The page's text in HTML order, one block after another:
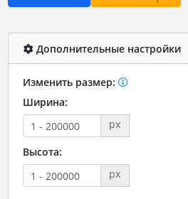
Дополнительные настройки
Изменить размер:
Ширина:
px
Высота:
px